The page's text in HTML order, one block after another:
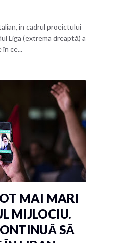
în cadrul proeictului
Liga (extrema dreaptă) a
ce...
MAI MARI
MIJLOCIU.
SĂ